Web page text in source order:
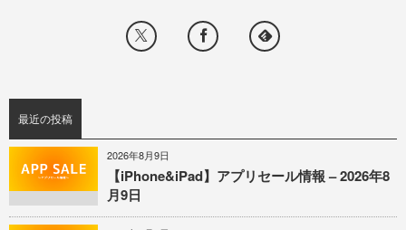
最近の投稿
2026年8月9日
【iPhone&iPad】アプリセール情報 – 2026年8
月9日